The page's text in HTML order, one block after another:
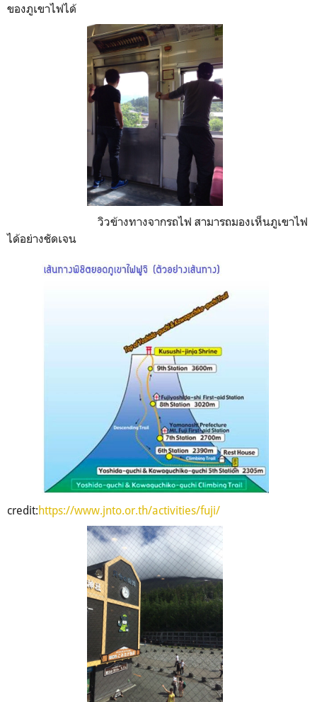
ของภูเขาไฟได้
วิวข้างทางจากรถไฟ สามารถมองเห็นภูเขาไฟ
ได้อย่างชัดเจน
credit:https://www.jnto.or.th/activities/fuji/